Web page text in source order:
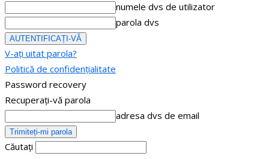
numele dvs de utilizator
parola dvs
V-ați uitat parola?
Politică de confidențialitate
Password recovery
Recuperați-vă parola
adresa dvs de email
Căutați